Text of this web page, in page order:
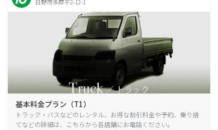
日野市多摩平2-12-1
基本料金プラン（T1）
トラック・バスなどのレンタル、お得な割引料金や予約、乗り捨
てなどの詳細は、こちらから各店舗にお電話ください。